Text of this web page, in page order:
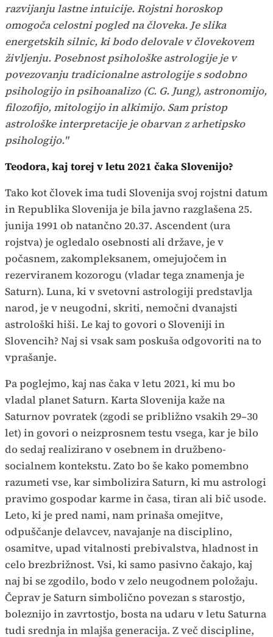
razvijanju lastne intuicije. Rojstni horoskop
omogoča celostni pogled na človeka. Je slika
energetskih silnic, ki bodo delovale v človekovem
življenju. Posebnost psihološke astrologije je v
povezovanju tradicionalne astrologije s sodobno
psihologijo in psihoanalizo (C. G. Jung), astronomijo,
filozofijo, mitologijo in alkimijo. Sam pristop
astrološke interpretacije je obarvan z arhetipsko
psihologijo."
Teodora, kaj torej v letu 2021 čaka Slovenijo?
Tako kot človek ima tudi Slovenija svoj rojstni datum
in Republika Slovenija je bila javno razglašena 25.
junija 1991 ob natančno 20.37. Ascendent (ura
rojstva) je ogledalo osebnosti ali države, je v
počasnem, zakompleksanem, omejujočem in
rezerviranem kozorogu (vladar tega znamenja je
Saturn). Luna, ki v svetovni astrologiji predstavlja
narod, je v neugodni, skriti, nemočni dvanajsti
astrološki hiši. Le kaj to govori o Sloveniji in
Slovencih? Naj si vsak sam poskuša odgovoriti na to
vprašanje.
Pa poglejmo, kaj nas čaka v letu 2021, ki mu bo
vladal planet Saturn. Karta Slovenija kaže na
Saturnov povratek (zgodi se približno vsakih 29–30
let) in govori o neizprosnem testu vsega, kar je bilo
do sedaj realizirano v osebnem in družbeno-
socialnem kontekstu. Zato bo še kako pomembno
razumeti vse, kar simbolizira Saturn, ki mu astrologi
pravimo gospodar karme in časa, tiran ali bič usode.
Leto, ki je pred nami, nam prinaša omejitve,
odpuščanje delavcev, navajanje na disciplino,
osamitve, upad vitalnosti prebivalstva, hladnost in
celo brezbrižnost. Vsi, ki samo pasivno čakajo, kaj
naj bi se zgodilo, bodo v zelo neugodnem položaju.
Čeprav je Saturn simbolično povezan s starostjo,
boleznijo in zavrtostjo, bosta na udaru v letu Saturna
tudi srednja in mlajša generacija. Z več discipline,